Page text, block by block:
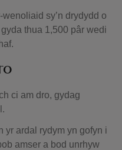
sy’n drydydd o
thua 1,500 pâr wedi
ci am dro, gydag
yr ardal rydym yn gofyn i
amser a bod unrhyw